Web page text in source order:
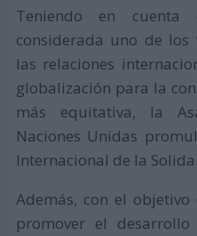
Teniendo en
considerada uno de los
las relaciones
globalización para la
más equitativa, la
Naciones Unidas
Internacional de la
Además, con el
promover el